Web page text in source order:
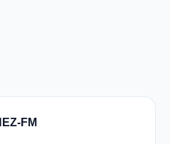
FM